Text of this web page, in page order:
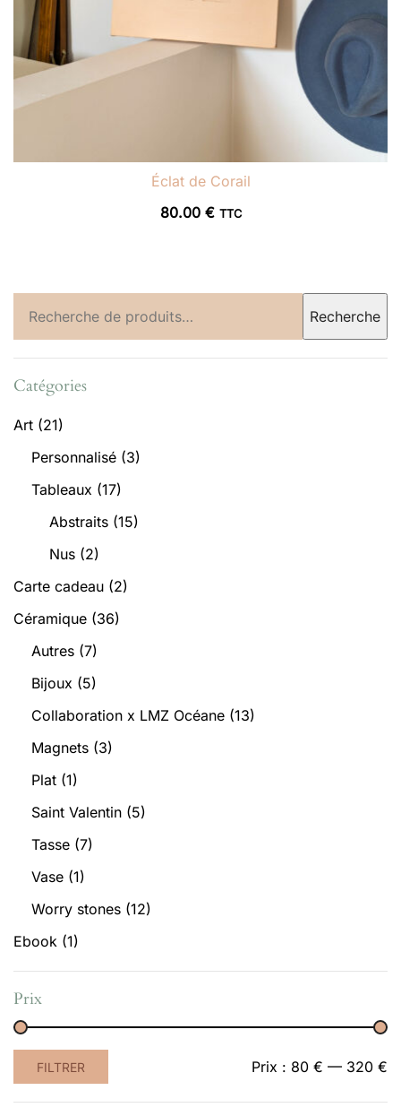
Éclat de Corail
80.00 € TTC
pour :
Recherche
Catégories
Art (21)
Personnalisé (3)
Tableaux (17)
Abstraits (15)
Nus (2)
Carte cadeau (2)
Céramique (36)
Autres (7)
Bijoux (5)
Collaboration x LMZ Océane (13)
Magnets (3)
Plat (1)
Saint Valentin (5)
Tasse (7)
Vase (1)
Worry stones (12)
Ebook (1)
Prix
Prix
min
Prix
max
FILTRER Prix : 80 € — 320 €